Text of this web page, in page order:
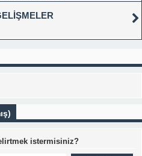
istermisiniz?